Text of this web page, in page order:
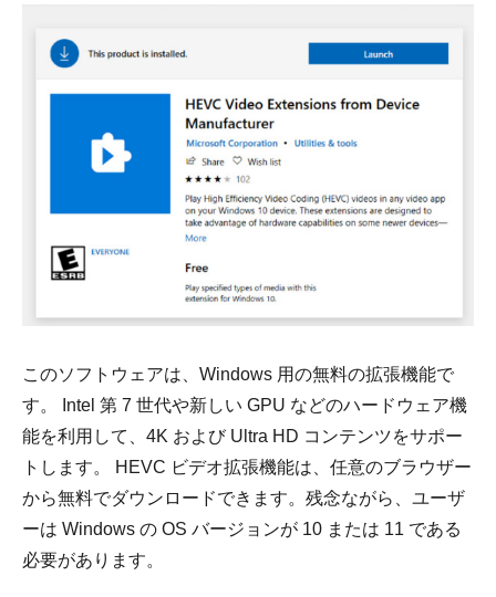
このソフトウェアは、Windows 用の無料の拡張機能で
す。 Intel 第 7 世代や新しい GPU などのハードウェア機
能を利用して、4K および Ultra HD コンテンツをサポー
トします。 HEVC ビデオ拡張機能は、任意のブラウザー
から無料でダウンロードできます。残念ながら、ユーザ
ーは Windows の OS バージョンが 10 または 11 である
必要があります。